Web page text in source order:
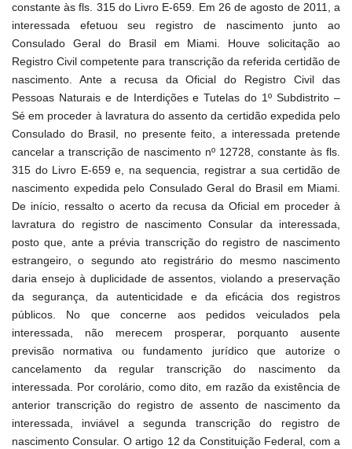
constante às fls. 315 do Livro E-659. Em 26 de agosto de 2011, a
interessada efetuou seu registro de nascimento junto ao
Consulado Geral do Brasil em Miami. Houve solicitação ao
Registro Civil competente para transcrição da referida certidão de
nascimento. Ante a recusa da Oficial do Registro Civil das
Pessoas Naturais e de Interdições e Tutelas do 1º Subdistrito –
Sé em proceder à lavratura do assento da certidão expedida pelo
Consulado do Brasil, no presente feito, a interessada pretende
cancelar a transcrição de nascimento nº 12728, constante às fls.
315 do Livro E-659 e, na sequencia, registrar a sua certidão de
nascimento expedida pelo Consulado Geral do Brasil em Miami.
De início, ressalto o acerto da recusa da Oficial em proceder à
lavratura do registro de nascimento Consular da interessada,
posto que, ante a prévia transcrição do registro de nascimento
estrangeiro, o segundo ato registrário do mesmo nascimento
daria ensejo à duplicidade de assentos, violando a preservação
da segurança, da autenticidade e da eficácia dos registros
públicos. No que concerne aos pedidos veiculados pela
interessada, não merecem prosperar, porquanto ausente
previsão normativa ou fundamento jurídico que autorize o
cancelamento da regular transcrição do nascimento da
interessada. Por corolário, como dito, em razão da existência de
anterior transcrição do registro de assento de nascimento da
interessada, inviável a segunda transcrição do registro de
nascimento Consular. O artigo 12 da Constituição Federal, com a